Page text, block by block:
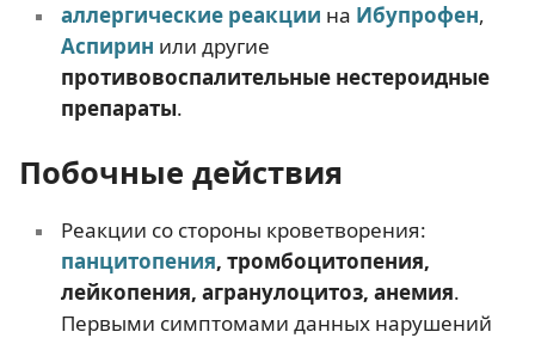
аллергические реакции на Ибупрофен,
Аспирин или другие
противовоспалительные нестероидные
препараты.
Побочные действия
Реакции со стороны кроветворения:
панцитопения, тромбоцитопения,
лейкопения, агранулоцитоз, анемия.
Первыми симптомами данных нарушений